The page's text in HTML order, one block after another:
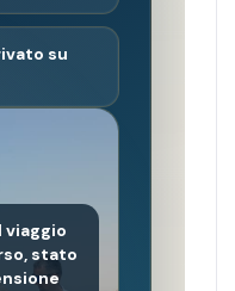
su
viaggio
stato